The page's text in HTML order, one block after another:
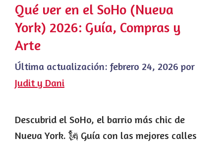
Qué ver en el SoHo (Nueva
York) 2026: Guía, Compras y
Arte
Última actualización: febrero 24, 2026 por
Judit y Dani
Descubrid el SoHo, el barrio más chic de
Nueva York. 🗽 Guía con las mejores calles